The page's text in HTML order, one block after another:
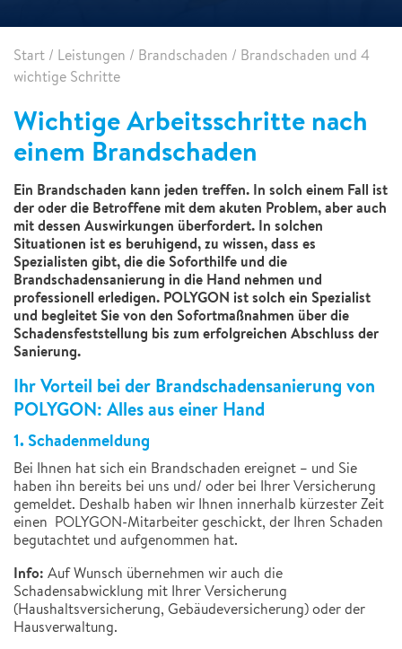
Start / Leistungen / Brandschaden / Brandschaden und 4
wichtige Schritte
Wichtige Arbeitsschritte nach
einem Brandschaden
Ein Brandschaden kann jeden treffen. In solch einem Fall ist
der oder die Betroffene mit dem akuten Problem, aber auch
mit dessen Auswirkungen überfordert. In solchen
Situationen ist es beruhigend, zu wissen, dass es
Spezialisten gibt, die die Soforthilfe und die
Brandschadensanierung in die Hand nehmen und
professionell erledigen. POLYGON ist solch ein Spezialist
und begleitet Sie von den Sofortmaßnahmen über die
Schadensfeststellung bis zum erfolgreichen Abschluss der
Sanierung.
Ihr Vorteil bei der Brandschadensanierung von
POLYGON: Alles aus einer Hand
1. Schadenmeldung
Bei Ihnen hat sich ein Brandschaden ereignet – und Sie
haben ihn bereits bei uns und/ oder bei Ihrer Versicherung
gemeldet. Deshalb haben wir Ihnen innerhalb kürzester Zeit
einen POLYGON-Mitarbeiter geschickt, der Ihren Schaden
begutachtet und aufgenommen hat.
Info: Auf Wunsch übernehmen wir auch die
Schadensabwicklung mit IhrerVersicherung
(Haushaltsversicherung, Gebäudeversicherung)oder der
Hausverwaltung.